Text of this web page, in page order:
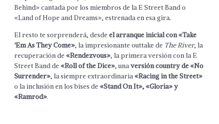
Behind» cantada por los miembros de la E Street Band o
«Land of Hope and Dreams», estrenada en esa gira.
El resto te sorprenderá, desdeel arranque inicial con «Take
‘Em As They Come», la impresionante outtake de The River, la
recuperación de«Rendezvous», la primera versión con la E
Street Band de«Roll of the Dice», unaversión country de «No
Surrender», la siempre extraordinaria«Racing in the Street»
o la inclusión en los bises de«Stand On It», «Gloria» y
«Ramrod».